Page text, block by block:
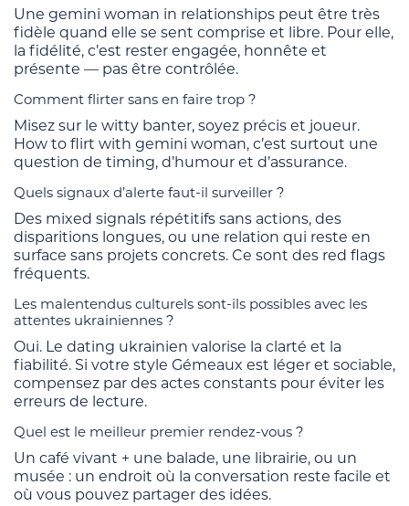
Une gemini woman in relationships peut être très
fidèle quand elle se sent comprise et libre. Pour elle,
la fidélité, c’est rester engagée, honnête et
présente — pas être contrôlée.
Comment flirter sans en faire trop ?
Misez sur le witty banter, soyez précis et joueur.
How to flirt with gemini woman, c’est surtout une
question de timing, d’humour et d’assurance.
Quels signaux d’alerte faut-il surveiller ?
Des mixed signals répétitifs sans actions, des
disparitions longues, ou une relation qui reste en
surface sans projets concrets. Ce sont des red flags
fréquents.
Les malentendus culturels sont-ils possibles avec les
attentes ukrainiennes ?
Oui. Le dating ukrainien valorise la clarté et la
fiabilité. Si votre style Gémeaux est léger et sociable,
compensez par des actes constants pour éviter les
erreurs de lecture.
Quel est le meilleur premier rendez-vous ?
Un café vivant + une balade, une librairie, ou un
musée : un endroit où la conversation reste facile et
où vous pouvez partager des idées.